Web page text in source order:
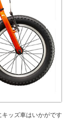
キッズ車はいかがです